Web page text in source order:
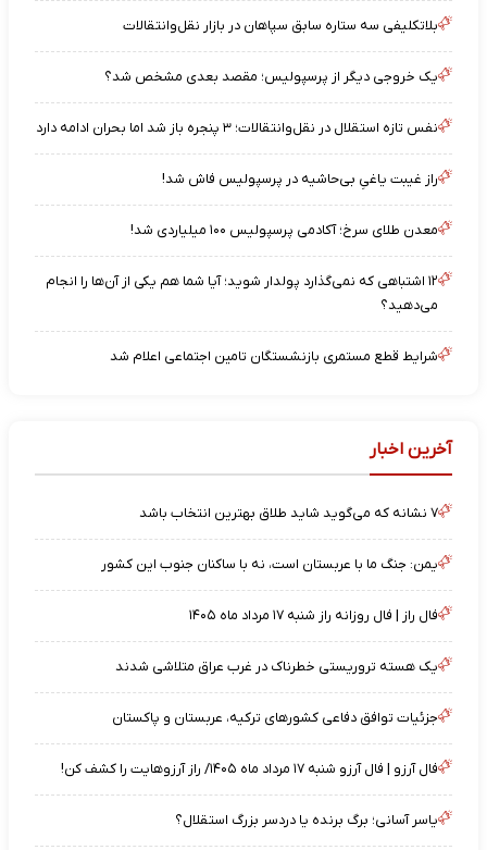
بلاتکلیفی سه ستاره سابق سپاهان در بازار نقل‌وانتقالات
یک خروجی دیگر از پرسپولیس؛ مقصد بعدی مشخص شد؟
نفس تازه استقلال در نقل‌وانتقالات؛ ۳ پنجره باز شد اما بحران ادامه دارد
راز غیبت یاغیِ بی‌حاشیه در پرسپولیس فاش شد!
معدن طلای سرخ؛ آکادمی پرسپولیس ۱۰۰ میلیاردی شد!
۱۲ اشتباهی که نمی‌گذارد پولدار شوید؛ آیا شما هم یکی از آن‌ها را انجام
می‌دهید؟
شرایط قطع مستمری بازنشستگان تامین اجتماعی اعلام شد
آخرین اخبار
۷ نشانه که می‌گوید شاید طلاق بهترین انتخاب باشد
یمن: جنگ ما با عربستان است، نه با ساکنان جنوب این کشور
فال راز | فال روزانه راز شنبه ۱۷ مرداد ماه ۱۴۰۵
یک هسته تروریستی خطرناک در غرب عراق متلاشی شدند
جزئیات توافق دفاعی کشورهای ترکیه، عربستان و پاکستان
فال آرزو | فال آرزو شنبه ۱۷ مرداد ماه ۱۴۰۵/ راز آرزوهایت را کشف کن!
یاسر آسانی؛ برگ برنده یا دردسر بزرگ استقلال؟